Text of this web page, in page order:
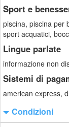
Sport e
piscina, piscina per
sport acquatici,
Lingue parlate
informazione non
Sistemi di
american express,
Condizioni